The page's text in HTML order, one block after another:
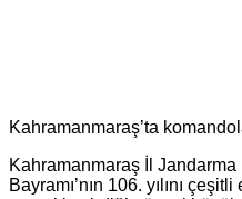
Kahramanmaraş’ta
Kahramanmaraş İl Jandarma
Bayramı’nın 106. yılını